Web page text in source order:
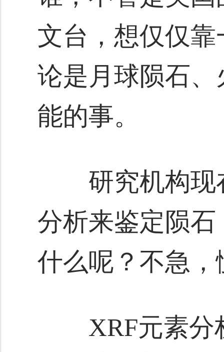
文台，想仅仅
论是月球陨石
能的事。
研究机构现
分析来鉴定陨
什么呢？不急
XRF元素分